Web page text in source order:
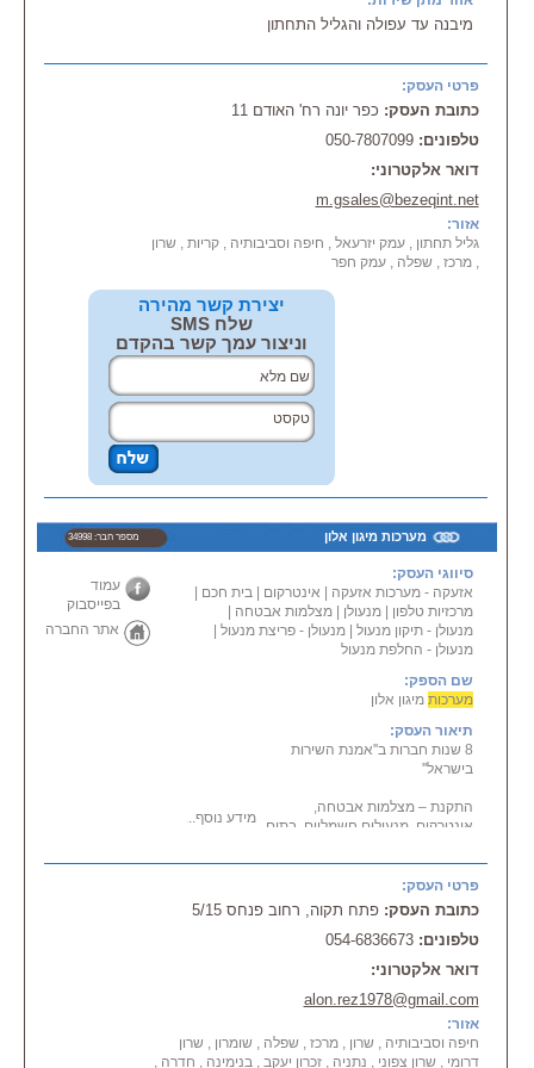
מערכות מתח נמוך
• אינטרקום
• טלפונים ומרכזות
מיבנה עד עפולה והגליל התחתון
פרטי העסק:
כתובת העסק: כפר יונה רח' האודם 11
טלפונים:050-7807099
דואר אלקטרוני:
m.gsales@bezeqint.net
אזור:
גליל תחתון , עמק יזרעאל , חיפה וסביבותיה , קריות , שרון
, מרכז , שפלה , עמק חפר
יצירת קשר מהירה
שלח SMS
וניצור עמך קשר בהקדם
מערכות מיגון אלון מספר חבר: 34998
סיווגי העסק:
אזעקה - מערכות אזעקה
אינטרקום בית חכם
מרכזיות טלפון
מנעולן מצלמות אבטחה
מנעולן - תיקון מנעול| מנעולן - פריצת מנעול|
מנעולן - החלפת מנעול
שם הספק:
מערכותמיגון אלון
תיאור העסק:
8 שנות חברות ב''אמנת השירות
בישראל''
התקנת – מצלמות אבטחה,
אינטרקום, מנעולים חשמליים, בתים
מערכותמיגון אלון בראשות אלון
רזניקוב, המתעסק בהתקנה ואחזקה
מערכותאבטחה, מיגון ותקשורת מעל
מערכותמיגון אלון מתעסקת ב
שרותי התקנת, הרכבת מכירת,
אספקת
מערכותטלויזיה במעגל סגור, בכל
מידע נוסף...
עמוד
בפייסבוק
אתר החברה
פרטי העסק:
כתובת העסק:פתח תקוה, רחוב פנחס 5/15
טלפונים:054-6836673
דואר אלקטרוני:
alon.rez1978@gmail.com
אזור:
חיפה וסביבותיה , שרון , מרכז , שפלה , שומרון , שרון
דרומי , שרון צפוני , נתניה , זכרון יעקב , בנימינה , חדרה ,